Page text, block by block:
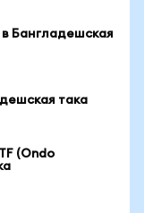
Бангладешская
така
(Ondo